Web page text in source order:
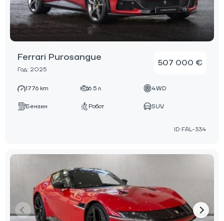
Ferrari Purosangue
Год: 2025
507 000 €
1776 km 6.5 л 4WD
Бензин Робот SUV
ID:FAL-334